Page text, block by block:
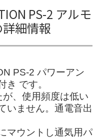
PS-2 アルモ
細情報
PS-2 パワーアン
です。
、使用頻度は低い
いません。通電音出
マウントし通気用パ